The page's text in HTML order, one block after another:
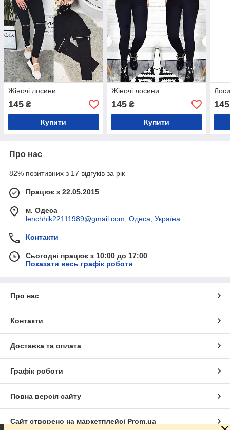
Жіночі лосини
145 ₴
Купити
Жіночі лосини
145₴
Купити
145
Про нас
82% позитивних з 17 відгуків за рік
Працює з 22.05.2015
м. Одеса
lenchhik22111989@gmail.com, Одеса, Україна
Контакти
Сьогодні працює з 10:00 до 17:00
Показати весь графік роботи
Про нас
Контакти
Доставка та оплата
Графік роботи
Повна версія сайту
Сайт створено на маркетплейсі Prom.ua